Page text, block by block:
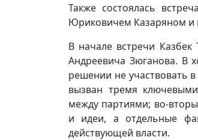
Также состоялась
Юриковичем Казаряном
В начале встречи
Андреевича Зюганова. В
решении не участвовать
вызван тремя
между партиями; во-
и идеи, а отдельные
действующей власти.